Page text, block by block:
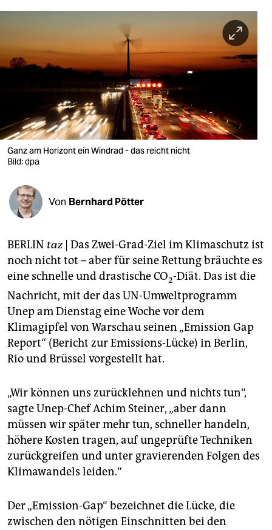
sport
berlin
nord
wahrheit
verlag
verlag
veranstaltungen
shop
fragen & hilfe
unterstützen
abo
epaper login
Ganz am Horizont ein Windrad - das reicht nicht
Bild: dpa
Von Bernhard Pötter
BERLIN taz| Das Zwei-Grad-Ziel im Klimaschutz ist
noch nicht tot – aber für seine Rettung bräuchte es
eine schnelle und drastische CO2-Diät. Das ist die
Nachricht, mit der das UN-Umweltprogramm
Unep am Dienstag eine Woche vor dem
Klimagipfel von Warschau seinen „Emission Gap
Report“ (Bericht zur Emissions-Lücke) in Berlin,
Rio und Brüssel vorgestellt hat.
„Wir können uns zurücklehnen und nichts tun“,
sagte Unep-Chef Achim Steiner, „aber dann
müssen wir später mehr tun, schneller handeln,
höhere Kosten tragen, auf ungeprüfte Techniken
zurückgreifen und unter gravierenden Folgen des
Klimawandels leiden.“
Der „Emission-Gap“ bezeichnet die Lücke, die
zwischen den nötigen Einschnitten bei den